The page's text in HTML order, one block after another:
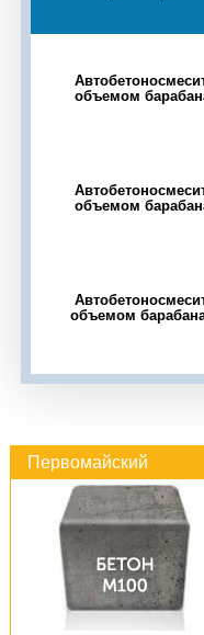
объемом
объемом
объемом
Первомайский